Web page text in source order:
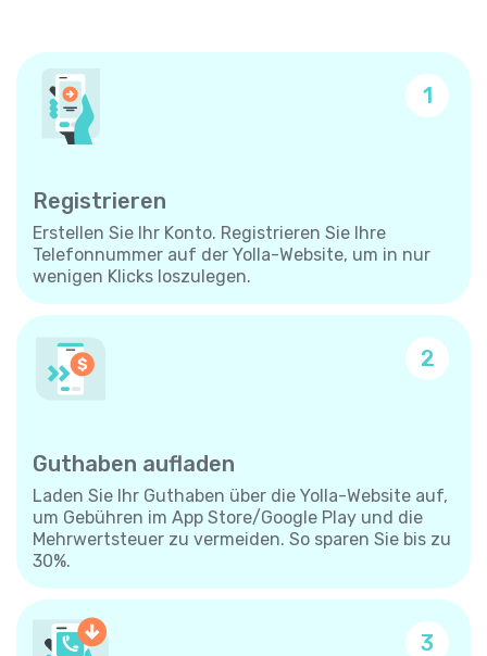
1
Registrieren
Erstellen Sie Ihr Konto. Registrieren Sie Ihre
Telefonnummer auf der Yolla-Website, um in nur
wenigen Klicks loszulegen.
2
Guthaben aufladen
Laden Sie Ihr Guthaben über die Yolla-Website auf,
um Gebühren im App Store/Google Play und die
Mehrwertsteuer zu vermeiden. So sparen Sie bis zu
30%.
3